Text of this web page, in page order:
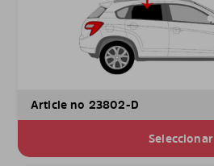
Article no 23802-D
Seleccionar